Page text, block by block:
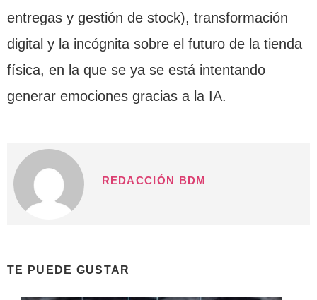
entregas y gestión de stock), transformación
digital y la incógnita sobre el futuro de la tienda
física, en la que se ya se está intentando
generar emociones gracias a la IA.
REDACCIÓN BDM
TE PUEDE GUSTAR